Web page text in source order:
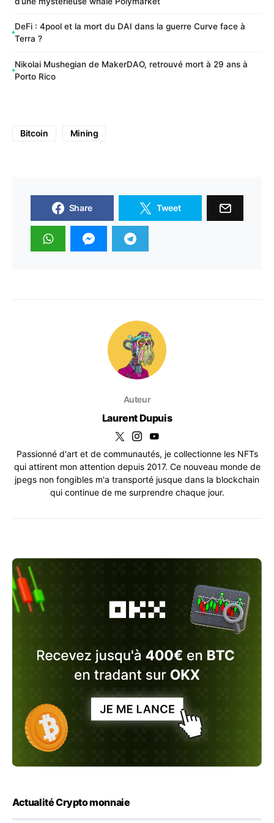
DeFi : 4pool et la mort du DAI dans la guerre Curve face à
Terra ?
Nikolai Mushegian de MakerDAO, retrouvé mort à 29 ans à
Porto Rico
Bitcoin Mining
Share Tweet
Auteur
Laurent Dupuis
Passionné d'art et de communautés, je collectionne les NFTs
qui attirent mon attention depuis 2017. Ce nouveau monde de
jpegs non fongibles m'a transporté jusque dans la blockchain
qui continue de me surprendre chaque jour.
Actualité Crypto monnaie